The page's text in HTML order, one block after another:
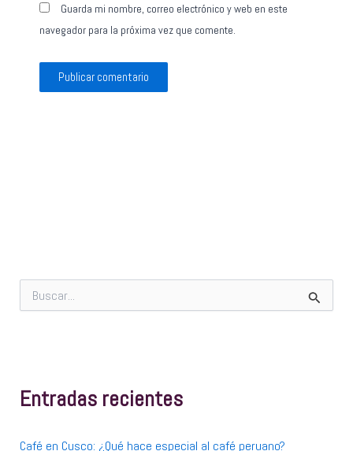
Guarda mi nombre, correo electrónico y web en este
navegador para la próxima vez que comente.
u
p
o
Entradas recientes
Café en Cusco: ¿Qué hace especial al café peruano?